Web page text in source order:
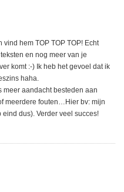
hem TOP TOP TOP! Echt
en nog meer van je
komt :-) Ik heb het gevoel dat ik
haha.
meer aandacht besteden aan
meerdere fouten…Hier bv: mijn
dus). Verder veel succes!